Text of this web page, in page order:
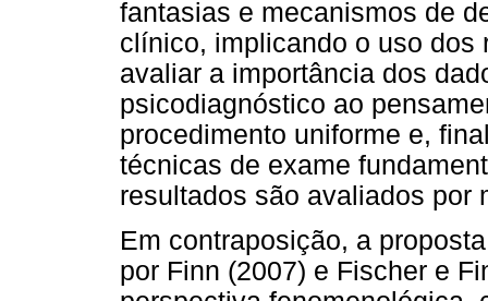
fantasias e mecanismos de
clínico, implicando o uso dos
avaliar a importância dos
psicodiagnóstico ao
procedimento uniforme e,
técnicas de exame
resultados são avaliados por
Em contraposição, a
por Finn (2007) e Fischer e